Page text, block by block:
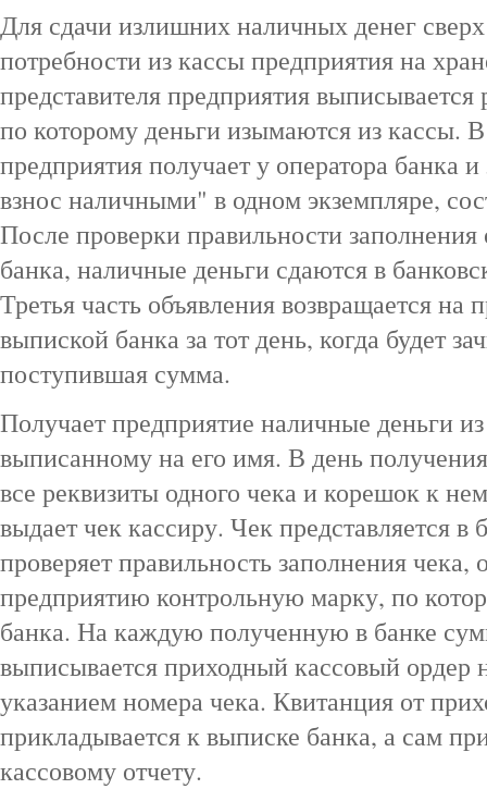
Для сдачи излишних наличных денег
потребности из кассы предприятия на
представителя предприятия
по которому деньги изымаются из кассы. В
предприятия получает у оператора банка
взнос наличными" в одном экземпляре,
После проверки правильности
банка, наличные деньги сдаются в
Третья часть объявления возвращается на
выпиской банка за тот день, когда будет
поступившая сумма.
Получает предприятие наличные деньги
выписанному на его имя. В день
все реквизиты одного чека и корешок к
выдает чек кассиру. Чек представляется в
проверяет правильность заполнения чека,
предприятию контрольную марку, по
банка. На каждую полученную в банке
выписывается приходный кассовый ордер
указанием номера чека. Квитанция от
прикладывается к выписке банка, а сам
кассовому отчету.